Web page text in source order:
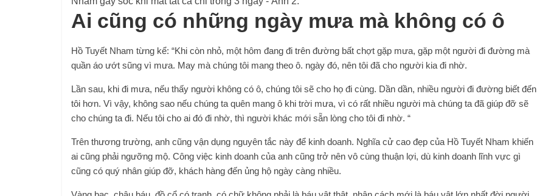
Ai cũng có những ngày mưa mà không có ô
Hồ Tuyết Nham từng kể: “Khi còn nhỏ, một hôm đang đi trên đường bất chợt gặp mưa, gặp một người đi đường mà
quần áo ướt sũng vì mưa. May mà chúng tôi mang theo ô. ngày đó, nên tôi đã cho người kia đi nhờ.
Lần sau, khi đi mưa, nếu thấy người không có ô, chúng tôi sẽ cho họ đi cùng. Dần dần, nhiều người đi đường biết đến
tôi hơn. Vì vậy, không sao nếu chúng ta quên mang ô khi trời mưa, vì có rất nhiều người mà chúng ta đã giúp đỡ sẽ
cho chúng ta đi. Nếu tôi cho ai đó đi nhờ, thì người khác mới sẵn lòng cho tôi đi nhờ. “
Trên thương trường, anh cũng vận dụng nguyên tắc này để kinh doanh. Nghĩa cử cao đẹp của Hồ Tuyết Nham khiến
ai cũng phải ngưỡng mộ. Công việc kinh doanh của anh cũng trở nên vô cùng thuận lợi, dù kinh doanh lĩnh vực gì
cũng có quý nhân giúp đỡ, khách hàng đến ủng hộ ngày càng nhiều.